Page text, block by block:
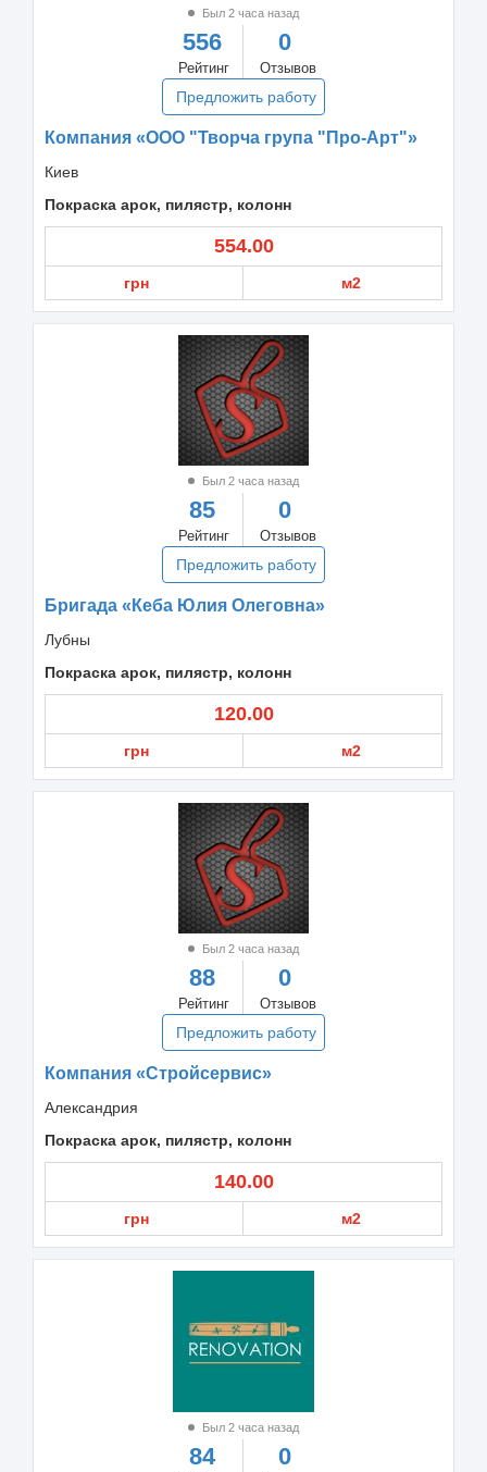
Был 2 часа назад
556
Рейтинг
0
Отзывов
Предложить работу
Компания «ООО "Творча група "Про-Арт"»
Киев
Покраска арок, пилястр, колонн
554.00
грн м2
Был 2 часа назад
85
Рейтинг
0
Отзывов
Предложить работу
Бригада «Кеба Юлия Олеговна»
Лубны
Покраска арок, пилястр, колонн
120.00
грн м2
Был 2 часа назад
88
Рейтинг
0
Отзывов
Предложить работу
Компания «Стройсервис»
Александрия
Покраска арок, пилястр, колонн
140.00
грн м2
Был 2 часа назад
84 0